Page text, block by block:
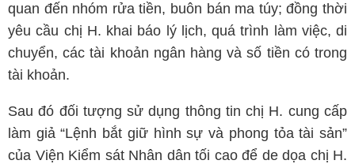
quan đến nhóm rửa tiền, buôn bán ma túy; đồng thời
yêu cầu chị H. khai báo lý lịch, quá trình làm việc, di
chuyển, các tài khoản ngân hàng và số tiền có trong
tài khoản.
Sau đó đối tượng sử dụng thông tin chị H. cung cấp
làm giả “Lệnh bắt giữ hình sự và phong tỏa tài sản”
của Viện Kiểm sát Nhân dân tối cao để de dọa chị H.